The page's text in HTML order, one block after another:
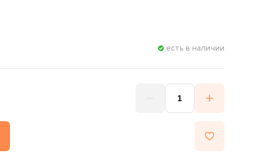
есть в наличии